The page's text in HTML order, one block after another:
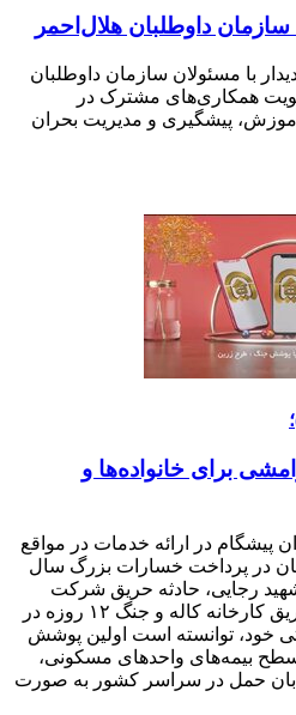
سازمان داوطلبان هلال‌احمر
با مسئولان سازمان داوطلبان
همکاری‌های مشترک در
پیشگیری و مدیریت بحران
برای خانواده‌ها و
پیشگام در ارائه خدمات در مواقع
در پرداخت خسارات بزرگ سال
شهید رجایی، حادثه حریق شرکت
مدیران خودرو، حادثه حریق کارخانه کاله و جنگ ۱۲ روزه در
خود، توانسته است اولین پوشش
بیمه‌های واحدهای مسکونی،
حمل در سراسر کشور به صورت